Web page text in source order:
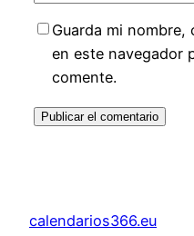
Guarda mi
en este navegador
comente.
calendarios366.eu